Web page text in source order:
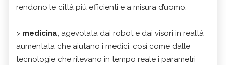
rendono le città più efficienti e a misura d’uomo;
> medicina, agevolata dai robot e dai visori in realtà
aumentata che aiutano i medici, così come dalle
tecnologie che rilevano in tempo reale i parametri